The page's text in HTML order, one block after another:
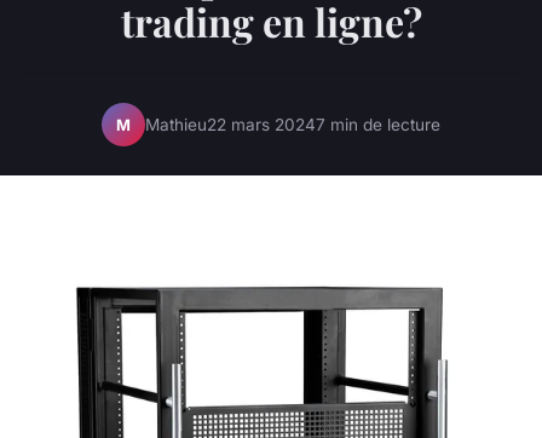
trading en ligne?
M Mathieu22 mars 20247 min de lecture